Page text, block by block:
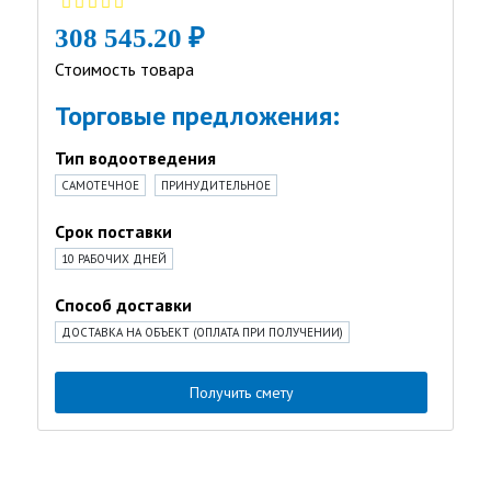
308 545.20 ₽
Стоимость товара
Торговые предложения:
Тип водоотведения
САМОТЕЧНОЕ ПРИНУДИТЕЛЬНОЕ
Срок поставки
10 РАБОЧИХ ДНЕЙ
Способ доставки
ДОСТАВКА НА ОБЪЕКТ (ОПЛАТА ПРИ ПОЛУЧЕНИИ)
Получить смету